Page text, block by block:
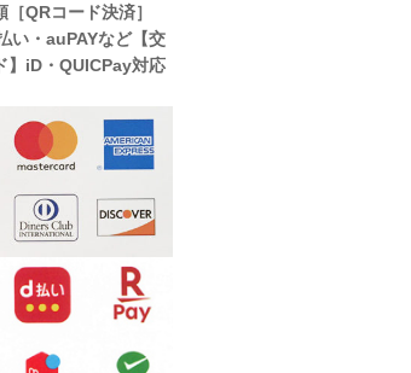
［QRコード決済］
い・auPAYなど【交
】iD・QUICPay対応